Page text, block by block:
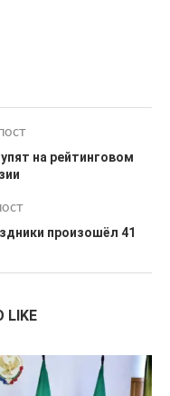
на рейтинговом
произошёл 41
LIKE